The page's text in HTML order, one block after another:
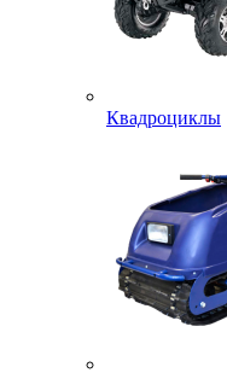
Квадроциклы